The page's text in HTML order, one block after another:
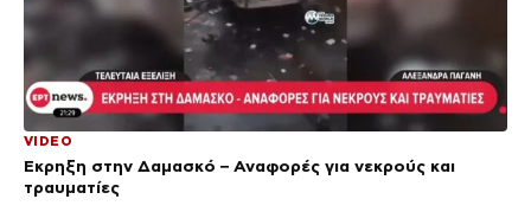
VIDEO
Έκρηξη στην Δαμασκό – Αναφορές για νεκρούς και
τραυματίες